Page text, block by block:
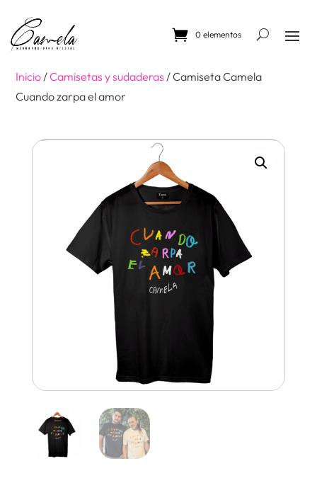
content
0 elementos
Inicio/Camisetas y sudaderas / Camiseta Camela
Cuando zarpa el amor